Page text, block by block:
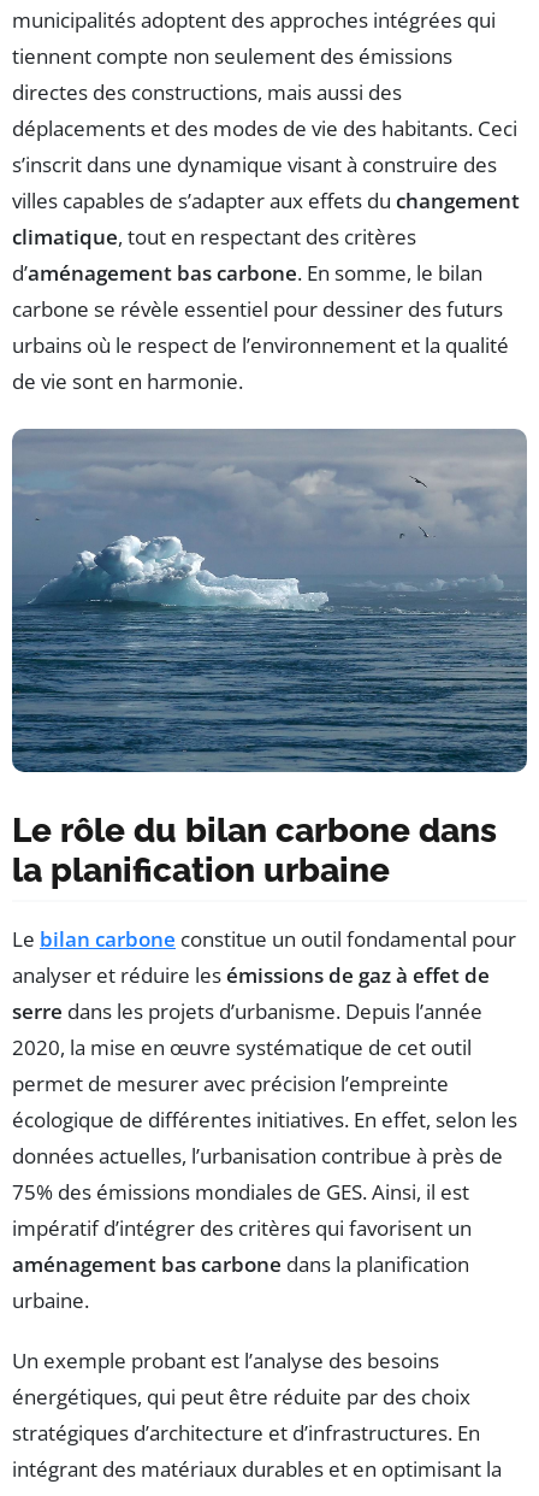
municipalités adoptent des approches intégrées qui
tiennent compte non seulement des émissions
directes des constructions, mais aussi des
déplacements et des modes de vie des habitants. Ceci
s’inscrit dans une dynamique visant à construire des
villes capables de s’adapter aux effets du changement
climatique, tout en respectant des critères
d’aménagement bas carbone. En somme, le bilan
carbone se révèle essentiel pour dessiner des futurs
urbains où le respect de l’environnement et la qualité
de vie sont en harmonie.
Le rôle du bilan carbone dans
la planification urbaine
Le bilan carbone constitue un outil fondamental pour
analyser et réduire lesémissions de gaz à effet de
serre dans les projets d’urbanisme. Depuis l’année
2020, la mise en œuvre systématique de cet outil
permet de mesurer avec précision l’empreinte
écologique de différentes initiatives. En effet, selon les
données actuelles, l’urbanisation contribue à près de
75% des émissions mondiales de GES. Ainsi, il est
impératif d’intégrer des critères qui favorisent un
aménagement bas carbone dans la planification
urbaine.
Un exemple probant est l’analyse des besoins
énergétiques, qui peut être réduite par des choix
stratégiques d’architecture et d’infrastructures. En
intégrant des matériaux durables et en optimisant la